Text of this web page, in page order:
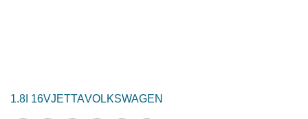
1.8I 16VJETTAVOLKSWAGEN